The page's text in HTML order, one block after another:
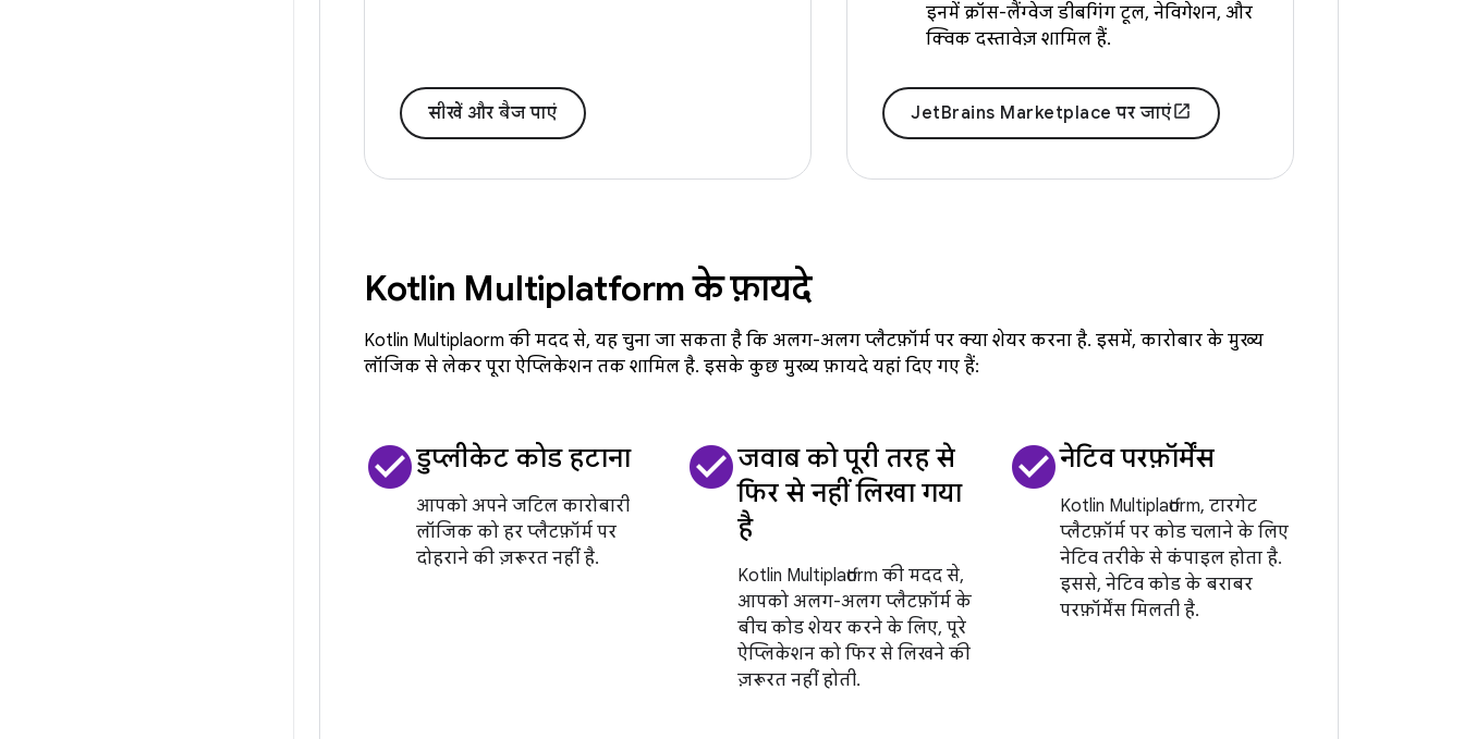
सीखें और बैज पाएं
इनमें क्रॉस-लैंग्वेज डीबगिंग टूल, नेविगेशन, और
क्विक दस्तावेज़ शामिल हैं.
JetBrains Marketplace पर जाएं
Kotlin Multiplatform के फ़ायदे
Kotlin Multiplatform की मदद से, यह चुना जा सकता है कि अलग-अलग प्लैटफ़ॉर्म पर क्या शेयर करना है. इसमें, कारोबार के मुख्य
लॉजिक से लेकर पूरा ऐप्लिकेशन तक शामिल है. इसके कुछ मुख्य फ़ायदे यहां दिए गए हैं:
check_circleडुप्लीकेट कोड हटाना
आपको अपने जटिल कारोबारी
लॉजिक को हर प्लैटफ़ॉर्म पर
दोहराने की ज़रूरत नहीं है.
check_circleजवाब को पूरी तरह से
फिर से नहीं लिखा गया
है
Kotlin Multiplatform की मदद से,
आपको अलग-अलग प्लैटफ़ॉर्म के
बीच कोड शेयर करने के लिए, पूरे
ऐप्लिकेशन को फिर से लिखने की
ज़रूरत नहीं होती.
check_circleनेटिव परफ़ॉर्मेंस
Kotlin Multiplatform, टारगेट
प्लैटफ़ॉर्म पर कोड चलाने के लिए
नेटिव तरीके से कंपाइल होता है.
इससे, नेटिव कोड के बराबर
परफ़ॉर्मेंस मिलती है.